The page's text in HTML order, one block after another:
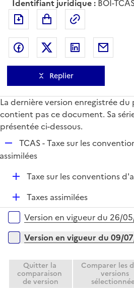
Identifiant juridique : BOI-
Exporter le document au
Partager sur Facebook
Partager sur Twitter
Partager sur
Replier
La dernière version enregistrée
contient pas ce document. Sa
présentée ci-dessous.
e
l
i
e
r
TCAS - Taxe sur les
assimilées
D
e
Taxe sur les conventions
D
é
p
e
r
Taxes assimilées
Versions sur la période
Version en vigueur du 26/
Version en vigueur du 09/
Quitter la
comparaison
de version
Comparer les
versions